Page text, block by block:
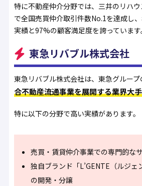
特に不動産仲介分野では、三井のリハ
で全国売買仲介取引件数No.1を達成し
実績と97%の顧客満足度を誇っています
東急リバブル株式会社
東急リバブル株式会社は、東急グループ
合不動産流通事業を展開する業界大
特に以下の分野で高い実績があります。
売買・賃貸仲介事業での専門的な
独自ブランド「L’GENTE（ルジェ
の開発・分譲